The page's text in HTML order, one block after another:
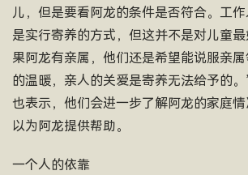
儿，但是要看阿龙的条件是否符合。工
是实行寄养的方式，但这并不是对儿童
果阿龙有亲属，他们还是希望能说服亲
的温暖，亲人的关爱是寄养无法给予的
也表示，他们会进一步了解阿龙的家庭
以为阿龙提供帮助。
一个人的依靠